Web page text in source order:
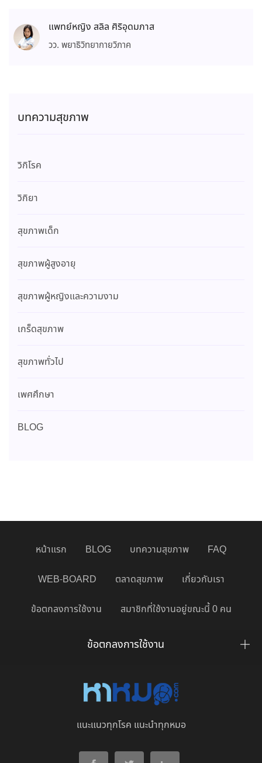
แพทย์หญิง สลิล ศิริอุดมภาส
วว. พยาธิวิทยากายวิภาค
บทความสุขภาพ
วิกิโรค
วิกิยา
สุขภาพเด็ก
สุขภาพผู้สูงอายุ
สุขภาพผู้หญิงและความงาม
เกร็ดสุขภาพ
สุขภาพทั่วไป
เพศศึกษา
BLOG
หน้าแรก BLOG บทความสุขภาพ FAQ
WEB-BOARD ตลาดสุขภาพ เกี่ยวกับเรา
ข้อตกลงการใช้งาน สมาชิกที่ใช้งานอยู่ขณะนี้ 0 คน
ข้อตกลงการใช้งาน
แนะแนวทุกโรค แนะนำทุกหมอ